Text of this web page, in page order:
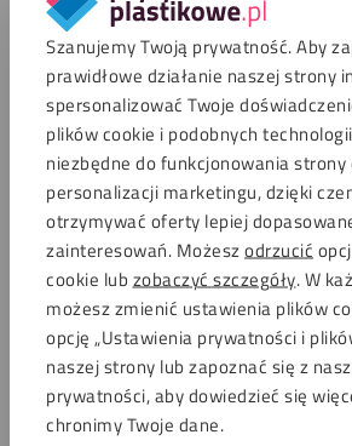
Szanujemy Twoją prywatność. Aby
prawidłowe działanie naszej strony
spersonalizować Twoje
plików cookie i podobnych
niezbędne do funkcjonowania strony
personalizacji marketingu, dzięki
otrzymywać oferty lepiej
zainteresowań. Możeszodrzucić
cookie lub zobaczyć szczegóły. W
możesz zmienić ustawienia plików
opcję „Ustawienia prywatności i
naszej strony lub zapoznać się z
prywatności, aby dowiedzieć się
chronimy Twoje dane.
Zapłać bezpiecznie za pomocą
Opinie
4.6 / 220 oceny
Bezpieczne zakupy
Serwis
Obsługi klienta
Koszty dostawy
Często zadawane pytania (FAQ)